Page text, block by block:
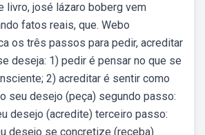
livro, josé lázaro boberg vem
fatos reais, que. Webo
os três passos para pedir, acreditar
deseja: 1) pedir é pensar no que se
2) acreditar é sentir como
seu desejo (peça) segundo passo:
desejo (acredite) terceiro passo:
desejo se concretize (receba)